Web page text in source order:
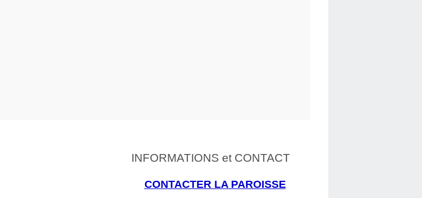
INFORMATIONS et CONTACT
CONTACTER LA PAROISSE